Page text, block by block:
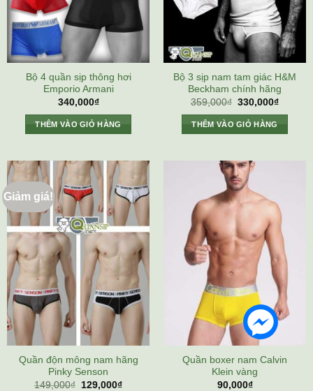
Bộ 4 quần sịp thông hơi
Emporio Armani
340,000₫
THÊM VÀO GIỎ HÀNG
Bộ 3 sịp nam tam giác H&M
Beckham chính hãng
359,000₫ Giá
là:
359,000₫.
330,000₫Giá
THÊM VÀO GIỎ HÀNG
Giảm giá!
Quần độn mông nam hãng
Pinky Senson
149,000₫
Giá
129,000₫Giá
Quần boxer nam Calvin
Klein vàng
90,000₫